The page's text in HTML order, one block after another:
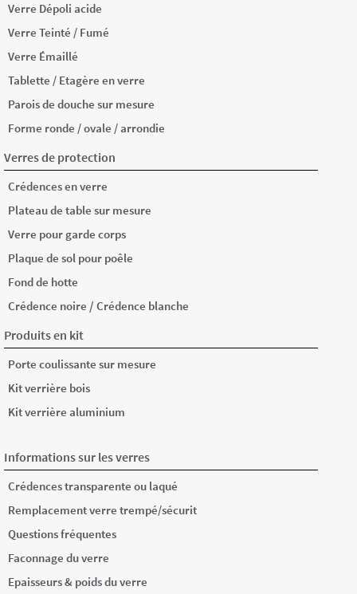
Verre Dépoli acide
Verre Teinté / Fumé
Verre Émaillé
Tablette / Etagère en verre
Parois de douche sur mesure
Forme ronde / ovale / arrondie
Verres de protection
Crédences en verre
Plateau de table sur mesure
Verre pour garde corps
Plaque de sol pour poêle
Fond de hotte
Crédence noire / Crédence blanche
Produits en kit
Porte coulissante sur mesure
Kit verrière bois
Kit verrière aluminium
Informations sur les verres
Crédences transparente ou laqué
Remplacement verre trempé/sécurit
Questions fréquentes
Faconnage du verre
Epaisseurs & poids du verre